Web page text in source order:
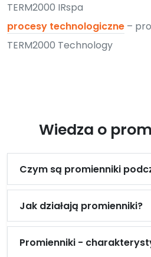
TERM2000 IRspa
procesy technologiczne –
TERM2000 Technology
Wiedza o
Czym są promienniki
Jak działają promienniki?
Promienniki -